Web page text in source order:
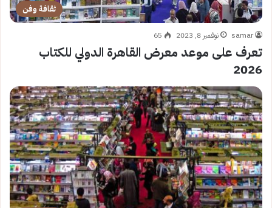
ثقافة وفن
samar نوفمبر 8, 2023 65
تعرف على موعد معرض القاهرة الدولي للكتاب
2026